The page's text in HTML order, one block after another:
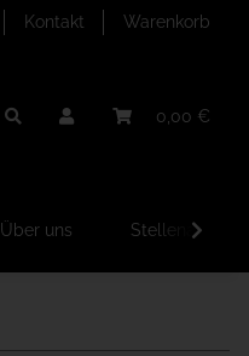
Kontakt Warenkorb
0,00 €
Über uns